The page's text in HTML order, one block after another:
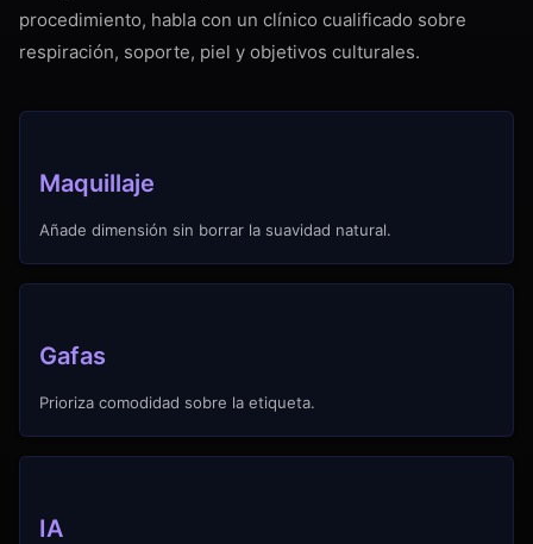
procedimiento, habla con un clínico cualificado sobre
respiración, soporte, piel y objetivos culturales.
Maquillaje
Añade dimensión sin borrar la suavidad natural.
Gafas
Prioriza comodidad sobre la etiqueta.
IA